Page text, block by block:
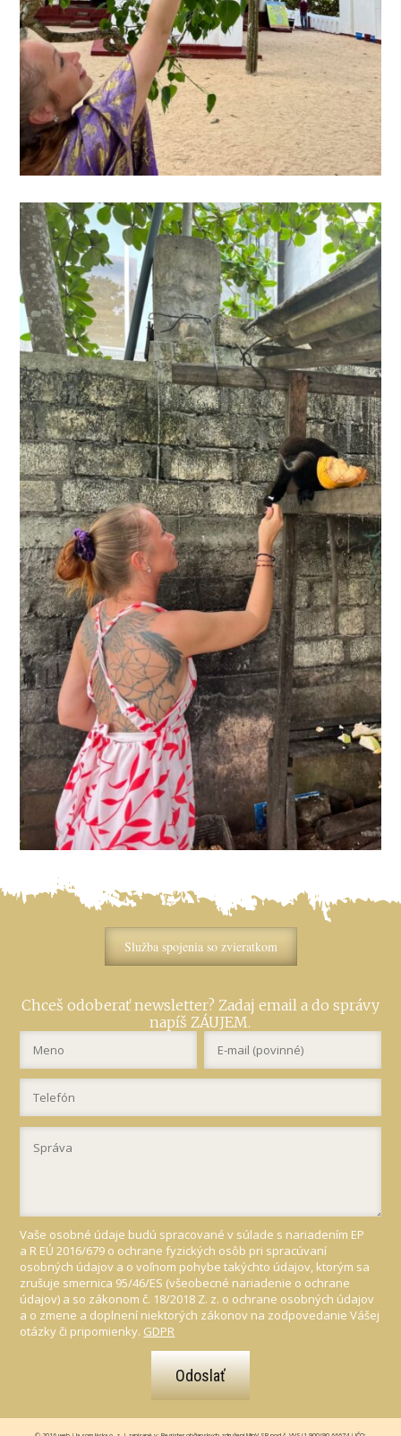
Služba spojenia so zvieratkom
Chceš odoberať newsletter? Zadaj email a do správy
napíš ZÁUJEM.
Vaše osobné údaje budú spracované v súlade s nariadením EP
a R EÚ 2016/679 o ochrane fyzických osôb pri spracúvaní
osobných údajov a o voľnom pohybe takýchto údajov, ktorým sa
zrušuje smernica 95/46/ES (všeobecné nariadenie o ochrane
údajov) a so zákonom č. 18/2018 Z. z. o ochrane osobných údajov
a o zmene a doplnení niektorých zákonov na zodpovedanie Vášej
otázky či pripomienky. GDPR
Odoslať